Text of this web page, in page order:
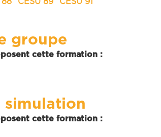
88 CESU 89 CESU 91
groupe
cette formation :
simulation
cette formation :